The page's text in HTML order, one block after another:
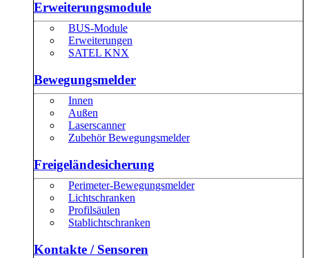
Erweiterungsmodule
BUS-Module
Erweiterungen
SATEL KNX
Bewegungsmelder
Innen
Außen
Laserscanner
Zubehör Bewegungsmelder
Freigeländesicherung
Perimeter-Bewegungsmelder
Lichtschranken
Profilsäulen
Stablichtschranken
Kontakte / Sensoren